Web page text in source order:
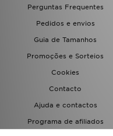
Perguntas Frequentes
Pedidos e envios
Guia de Tamanhos
Promoções e Sorteios
Cookies
Contacto
Ajuda e contactos
Programa de afiliados